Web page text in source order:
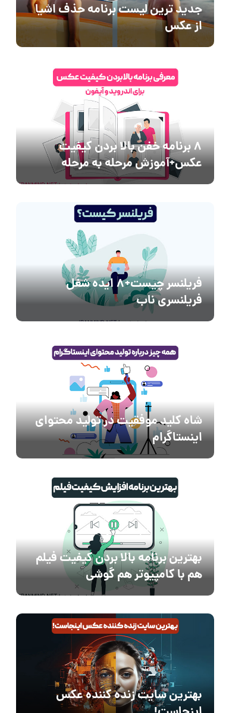
جدید ترین لیست برنامه حذف اشیا
از عکس
8 برنامه خفن بالا بردن کیفیت
عکس+آموزش مرحله به مرحله
فریلنسر چیست+8 ایده شغل
فریلنسری ناب
شاه کلید موفقیت در تولید محتوای
اینستاگرام
بهترین برنامه بالا بردن کیفیت فیلم
هم با کامپیوتر هم گوشی
بهترین سایت زنده کننده عکس